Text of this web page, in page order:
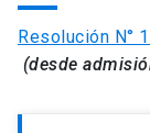
Resolución N°
(desde